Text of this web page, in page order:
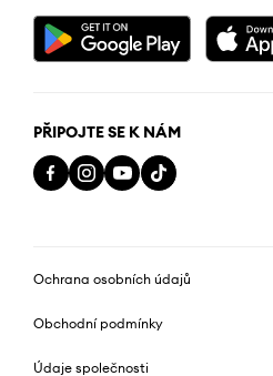
PŘIPOJTE SE K NÁM
Ochrana osobních údajů
Obchodní podmínky
Údaje společnosti